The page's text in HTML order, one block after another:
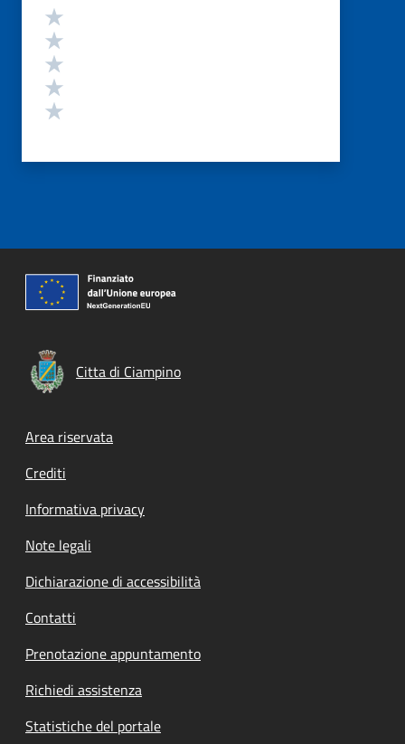
Valutazione
Citta di Ciampino
Footer menu
Area riservata
Crediti
Informativa privacy
Note legali
Dichiarazione di accessibilità
Contatti
Prenotazione appuntamento
Richiedi assistenza
Statistiche del portale